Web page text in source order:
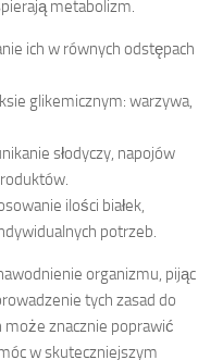
metabolizm.
ich w równych odstępach
glikemicznym: warzywa,
słodyczy, napojów
ilości białek,
potrzeb.
organizmu, pijąc
tych zasad do
znacznie poprawić
w skuteczniejszym